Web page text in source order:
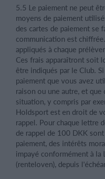
5.5 Le paiement ne peut
moyens de paiement
des cartes de paiement se
communication est
appliqués à chaque
Ces frais apparaîtront soit
être indiqués par le Club.
paiement que vous avez
raison ou une autre, et
situation, y compris par
Holdsport est en droit de
rappel. Pour chaque lettre
de rappel de 100 DKK
paiement, des intérêts
impayé conformément à
(renteloven), depuis